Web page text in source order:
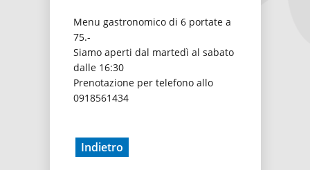
Menu gastronomico di 6 portate a
75.-
Siamo aperti dal martedì al sabato
dalle 16:30
Prenotazione per telefono allo
0918561434
Indietro